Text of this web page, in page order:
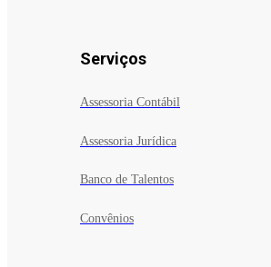
Serviços
Assessoria Contábil
Assessoria Jurídica
Banco de Talentos
Convênios